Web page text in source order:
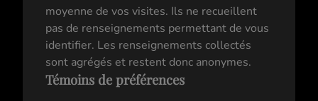
moyenne de vos visites. Ils ne recueillent
pas de renseignements permettant de vous
identifier. Les renseignements collectés
sont agrégés et restent donc anonymes.
Témoins de préférences